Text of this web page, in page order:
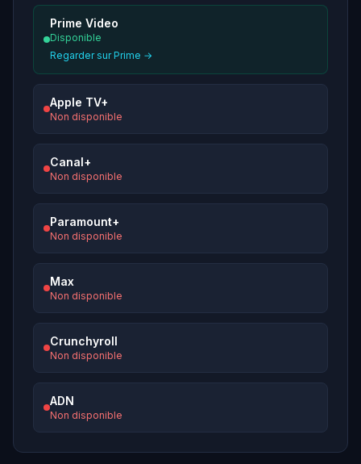
Prime Video
Disponible
Regarder sur Prime →
Apple TV+
Non disponible
Canal+
Non disponible
Paramount+
Non disponible
Max
Non disponible
Crunchyroll
Non disponible
ADN
Non disponible